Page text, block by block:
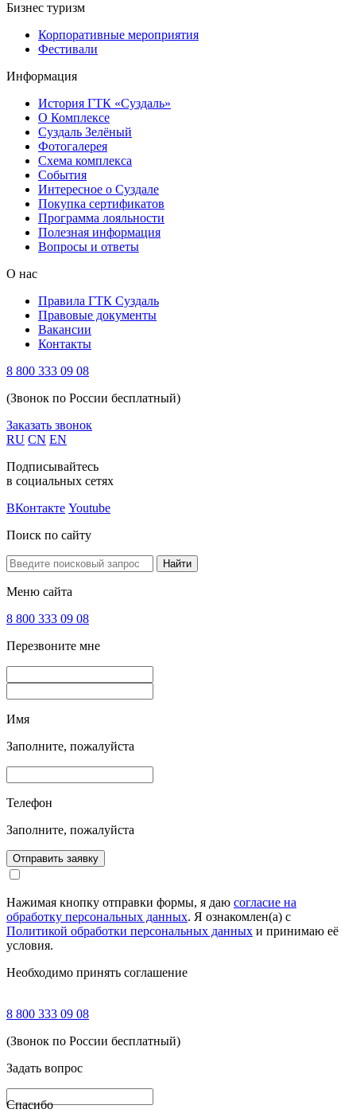
Бизнес туризм
Корпоративные мероприятия
Фестивали
Информация
История ГТК «Суздаль»
О Комплексе
Суздаль Зелёный
Фотогалерея
Схема комплекса
Cобытия
Интересное о Суздале
Покупка сертификатов
Программа лояльности
Полезная информация
Вопросы и ответы
О нас
Правила ГТК Суздаль
Правовые документы
Вакансии
Контакты
8 800 333 09 08
(Звонок по России бесплатный)
Заказать звонок
RU CN EN
Подписывайтесь
в социальных сетях
ВКонтакте Youtube
Поиск по сайту
Найти
Меню сайта
8 800 333 09 08
Перезвоните мне
Имя
Заполните, пожалуйста
Телефон
Заполните, пожалуйста
Отправить заявку
Нажимая кнопку отправки формы, я даю согласие на
обработку персональных данных. Я ознакомлен(а) с
Политикой обработки персональных данных и принимаю её
условия.
Необходимо принять соглашение
8 800 333 09 08
(Звонок по России бесплатный)
Задать вопрос
Спасибо